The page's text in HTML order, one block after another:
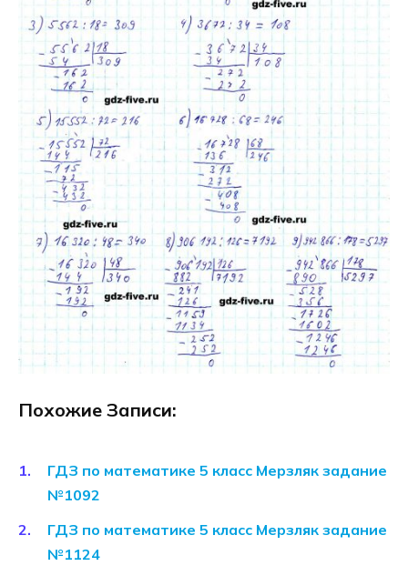
Похожие Записи:
ГДЗ по математике 5 класс Мерзляк задание
№1092
ГДЗ по математике 5 класс Мерзляк задание
№1124